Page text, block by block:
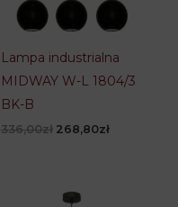
Lampa industrialna
MIDWAY W-L 1804/3
BK-B
336,00zł Pierwotna
268,80złAktualna